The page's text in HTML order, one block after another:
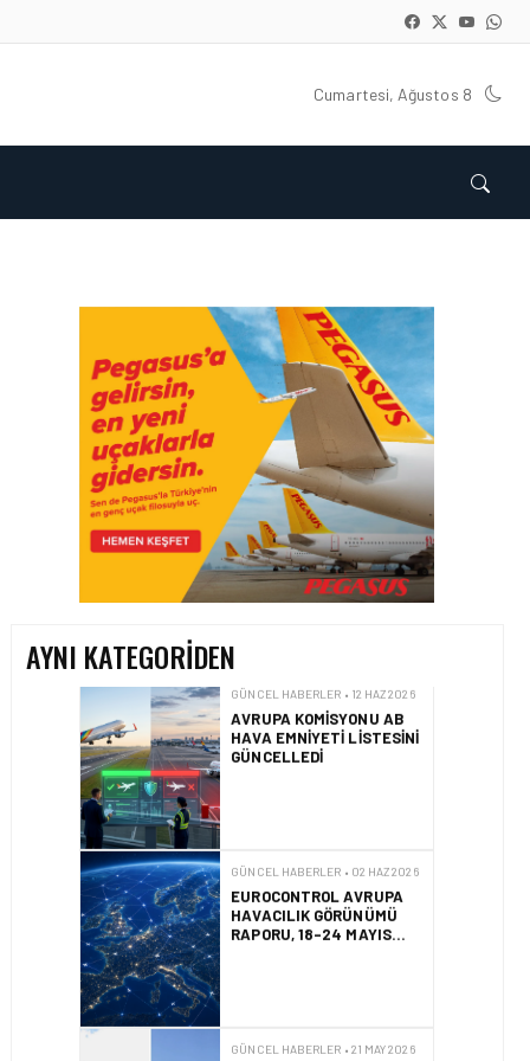
Cumartesi, Ağustos 8
AYNI KATEGORIDEN
GÜNCEL HABERLER • 22 TEM 2026
OKYANUSU KÜREK
ÇEKEREK AŞACAK İLK
TÜRK TAKIMINA GURUR
DOLU DESTEK!
GÜNCEL HABERLER • 12 HAZ 2026
AVRUPA KOMISYONU AB
HAVA EMNIYETI LISTESINI
GÜNCELLEDI
EUROCONTROL AVRUPA
HAVACILIK GÖRÜNÜMÜ
RAPORU, 18-24 MAYIS
2026 HAFTASI
AF447 FACIASINDA 17
YILLIK HUKUK
MÜCADELESI
SONUÇLANDI